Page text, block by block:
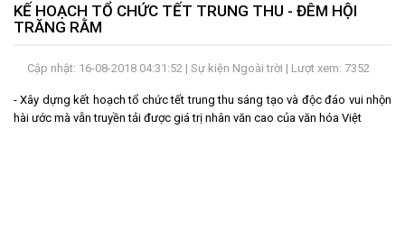
KẾ HOẠCH TỔ CHỨC TẾT TRUNG THU - ĐÊM HỘI
TRĂNG RẰM
Cập nhật: 16-08-2018 04:31:52 | Sự kiện Ngoài trời | Lượt xem: 7352
- Xây dựng kết hoạch tổ chức tết trung thu sáng tạo và độc đáo vui nhộn
hài ước mà vẫn truyền tải được giá trị nhân văn cao của văn hóa Việt